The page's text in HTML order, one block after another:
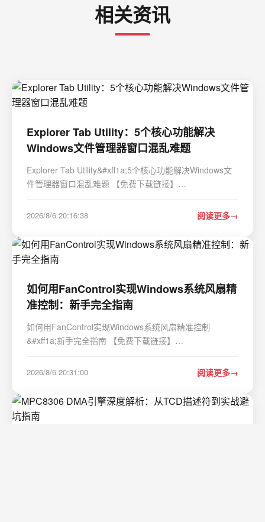
相关资讯
Explorer Tab Utility：5个核心功能解决
Windows文件管理器窗口混乱难题
Explorer Tab Utility&#xff1a;5个核心功能解决Windows文
件管理器窗口混乱难题 【免费下载链接】
File Explorer: Auto-convert windows to tabs, duplicate
2026/8/6 20:16:38 阅读更多
如何用FanControl实现Windows系统风扇精
准控制：新手完全指南
如何用FanControl实现Windows系统风扇精准控制
&#xff1a;新手完全指南 【免费下载链接】
Fan Control, a highly customizable fan controlling
https://gitcode.com/GitHub_Trend…
2026/8/6 20:31:00 阅读更多